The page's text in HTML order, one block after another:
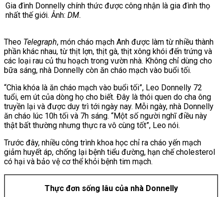
Gia đình Donnelly chính thức được công nhận là gia đình thọ
nhất thế giới. Ảnh: DM.
Theo Telegraph, món cháo mạch Anh được làm từ nhiều thành
phần khác nhau, từ thịt lợn, thịt gà, thịt xông khói đến trứng và
các loại rau củ thu hoạch trong vườn nhà. Không chỉ dùng cho
bữa sáng, nhà Donnelly còn ăn cháo mạch vào buổi tối.
“Chìa khóa là ăn cháo mạch vào buổi tối”, Leo Donnelly 72
tuổi, em út của dòng họ cho biết. Đây là thói quen do cha ông
truyền lại và được duy trì tới ngày nay. Mỗi ngày, nhà Donnelly
ăn cháo lúc 10h tối và 7h sáng. “Một số người nghĩ điều này
thật bất thường nhưng thực ra vô cùng tốt”, Leo nói.
Trước đây, nhiều công trình khoa học chỉ ra cháo yến mạch
giảm huyết áp, chống lại bệnh tiểu đường, hạn chế cholesterol
có hại và bảo vệ cơ thể khỏi bệnh tim mạch.
Thực đơn sống lâu của nhà Donnelly